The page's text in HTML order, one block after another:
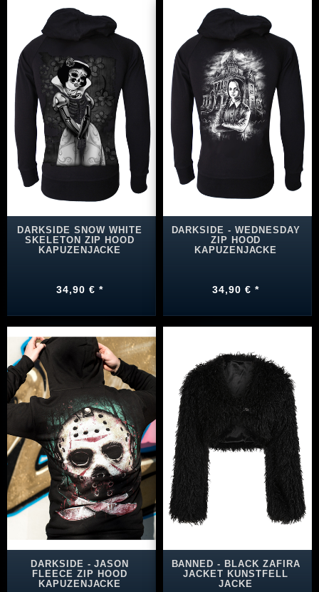
DARKSIDE SNOW WHITE
SKELETON ZIP HOOD
KAPUZENJACKE
34,90 € *
DARKSIDE - WEDNESDAY
ZIP HOOD
KAPUZENJACKE
34,90 € *
DARKSIDE - JASON
FLEECE ZIP HOOD
KAPUZENJACKE
BANNED - BLACK ZAFIRA
JACKET KUNSTFELL
JACKE